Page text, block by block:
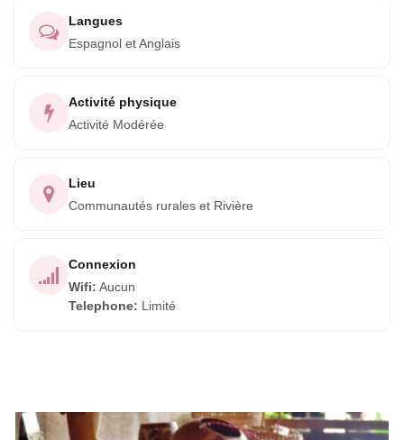
culture du peuple Bribri. Réservez votre voyage
Langues
Espagnol et Anglais
Activité physique
Activité Modérée
Lieu
Communautés rurales et Rivière
Connexion
Wifi: Aucun
Telephone: Limité